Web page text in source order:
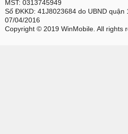
MST: 0313745949
Số ĐKKD: 41J8023684 do UBND quận
07/04/2016
Copyright © 2019 WinMobile. All rights